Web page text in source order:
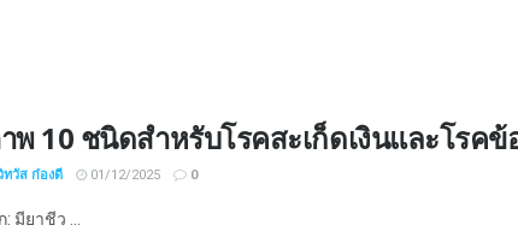
พ 10 ชนิดสำหรับโรคสะเก็ดเงินและโรคข้
ทวัส ก๋องดี 01/12/2025 0
มียาชีว ...